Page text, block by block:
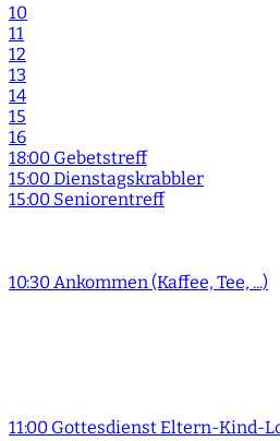
10
11
12
13
14
15
16
18:00 Gebetstreff
15:00 Dienstagskrabbler
15:00 Seniorentreff
10:30 Ankommen (Kaffee, Tee, ...)
11:00 Gottesdienst Eltern-Kind-